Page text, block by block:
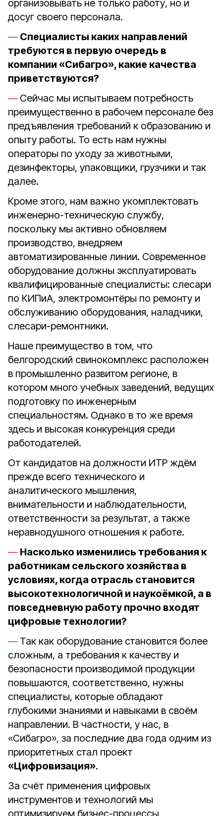
организовывать не только работу, но и
досуг своего персонала.
Специалисты каких направлений
требуются в первую очередь в
компании «Сибагро», какие качества
приветствуются?
Сейчас мы испытываем потребность
преимущественно в рабочем персонале без
предъявления требований к образованию и
опыту работы. То есть нам нужны
операторы по уходу за животными,
дезинфекторы, упаковщики, грузчики и так
далее.
Кроме этого, нам важно укомплектовать
инженерно-техническую службу,
поскольку мы активно обновляем
производство, внедряем
автоматизированные линии. Современное
оборудование должны эксплуатировать
квалифицированные специалисты: слесари
по КИПиА, электромонтёры по ремонту и
обслуживанию оборудования, наладчики,
слесари-ремонтники.
Наше преимущество в том, что
белгородский свинокомплекс расположен
в промышленно развитом регионе, в
котором много учебных заведений, ведущих
подготовку по инженерным
специальностям. Однако в то же время
здесь и высокая конкуренция среди
работодателей.
От кандидатов на должности ИТР ждём
прежде всего технического и
аналитического мышления,
внимательности и наблюдательности,
ответственности за результат, а также
неравнодушного отношения к работе.
Насколько изменились требования к
работникам сельского хозяйства в
условиях, когда отрасль становится
высокотехнологичной и наукоёмкой, а в
повседневную работу прочно входят
цифровые технологии?
Так как оборудование становится более
сложным, а требования к качеству и
безопасности производимой продукции
повышаются, соответственно, нужны
специалисты, которые обладают
глубокими знаниями и навыками в своём
направлении. В частности, у нас, в
«Сибагро», за последние два года одним из
приоритетных стал проект
«Цифровизация».
За счёт применения цифровых
инструментов и технологий мы
оптимизируем бизнес-процессы,